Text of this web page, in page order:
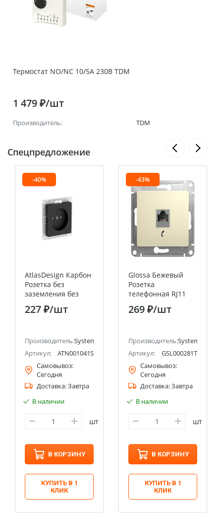
Термостат NO/NC 10/5A 230В TDM
1 479 ₽/шт
Производитель: TDM
Спецпредложение
(ранее Schneider Electric)
-40%
AtlasDesign Карбон
Розетка без
заземления без
шторок, 16А, мех.,
быстрозажим.
227 ₽/шт
Производитель:Systeme Electric (ранее Schneider Electric)
Артикул:
ATN001041S
Самовывоз:
Сегодня
Доставка:Завтра
В наличии
шт
В КОРЗИНУ
КУПИТЬ В 1
КЛИК
-43%
Glossa Бежевый
Розетка
телефонная RJ11
Systeme Electric
(Schneider Electric)
269 ₽/шт
Производитель:Systeme
Артикул:
GSL000281T
Самовывоз:
Сегодня
Доставка:Завтра
В наличии
шт
В КОРЗИНУ
КУПИТЬ В 1
КЛИК